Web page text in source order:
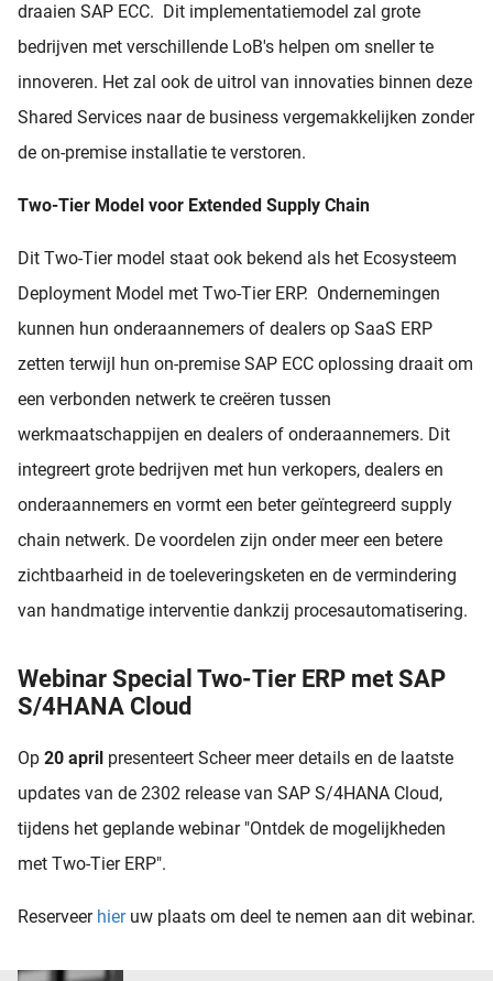
draaien SAP ECC. Dit implementatiemodel zal grote
bedrijven met verschillende LoB's helpen om sneller te
innoveren. Het zal ook de uitrol van innovaties binnen deze
Shared Services naar de business vergemakkelijken zonder
de on-premise installatie te verstoren.
Two-Tier Model voor Extended Supply Chain
Dit Two-Tier model staat ook bekend als het Ecosysteem
Deployment Model met Two-Tier ERP. Ondernemingen
kunnen hun onderaannemers of dealers op SaaS ERP
zetten terwijl hun on-premise SAP ECC oplossing draait om
een verbonden netwerk te creëren tussen
werkmaatschappijen en dealers of onderaannemers. Dit
integreert grote bedrijven met hun verkopers, dealers en
onderaannemers en vormt een beter geïntegreerd supply
chain netwerk. De voordelen zijn onder meer een betere
zichtbaarheid in de toeleveringsketen en de vermindering
van handmatige interventie dankzij procesautomatisering.
Webinar Special Two-Tier ERP met SAP
S/4HANA Cloud
Op 20 april presenteert Scheer meer details en de laatste
updates van de 2302 release van SAP S/4HANA Cloud,
tijdens het geplande webinar "Ontdek de mogelijkheden
met Two-Tier ERP".
Reserveer hieruw plaats om deel te nemen aan dit webinar.